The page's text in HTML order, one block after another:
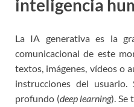
inteligencia
La IA generativa es la
comunicacional de este
textos, imágenes, vídeos o
instrucciones del
profundo (deep learning). Se